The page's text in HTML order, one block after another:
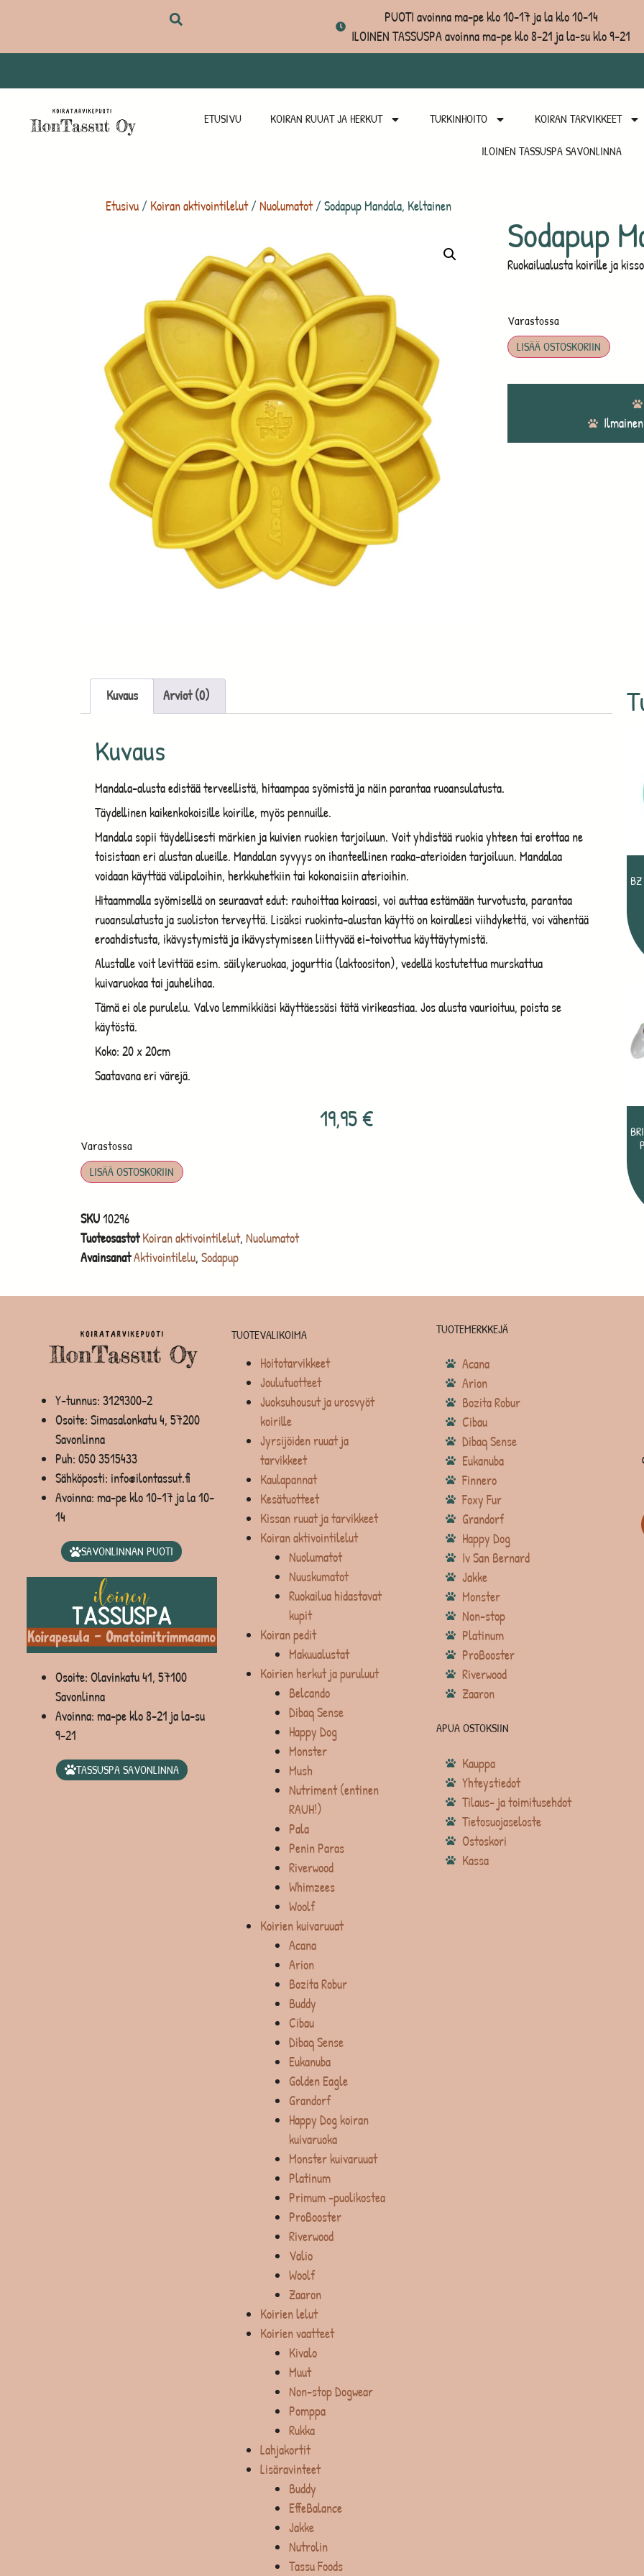
PUOTI avoinna ma-pe klo 10-17 ja la klo 10-14
ILOINEN TASSUSPA avoinna ma-pe klo 8-21 ja la-su klo 9-21
ETUSIVU KOIRAN RUUAT JA HERKUT TURKINHOITO KOIRAN TARVIKKEET
ILOINEN TASSUSPA SAVONLINNA
Etusivu/Koiran aktivointilelut/Nuolumatot/ Sodapup Mandala, Keltainen
Sodapup
Ruokailualusta koirille ja
Varastossa
LISÄÄ OSTOSKORIIN
Kuvaus Arviot (0)
Kuvaus
Mandala-alusta edistää terveellistä, hitaampaa syömistä ja näin parantaa ruoansulatusta.
Täydellinen kaikenkokoisille koirille, myös pennuille.
Mandala sopii täydellisesti märkien ja kuivien ruokien tarjoiluun. Voit yhdistää ruokia yhteen tai erottaa ne
toisistaan eri alustan alueille. Mandalan syvyys on ihanteellinen raaka-aterioiden tarjoiluun. Mandalaa
voidaan käyttää välipaloihin, herkkuhetkiin tai kokonaisiin aterioihin.
Hitaammalla syömisellä on seuraavat edut: rauhoittaa koiraasi, voi auttaa estämään turvotusta, parantaa
ruoansulatusta ja suoliston terveyttä. Lisäksi ruokinta-alustan käyttö on koirallesi viihdykettä, voi vähentää
eroahdistusta, ikävystymistä ja ikävystymiseen liittyvää ei-toivottua käyttäytymistä.
Alustalle voit levittää esim. säilykeruokaa, jogurttia (laktoositon), vedellä kostutettua murskattua
kuivaruokaa tai jauhelihaa.
Tämä ei ole purulelu. Valvo lemmikkiäsi käyttäessäsi tätä virikeastiaa. Jos alusta vaurioituu, poista se
käytöstä.
Koko: 20 x 20cm
Saatavana eri värejä.
19,95€
Varastossa
LISÄÄ OSTOSKORIIN
SKU10296
Tuoteosastot Koiran aktivointilelut, Nuolumatot
AvainsanatAktivointilelu, Sodapup
Y-tunnus: 3129300-2
Osoite: Simasalonkatu 4, 57200
Savonlinna
Puh: 050 3515433
Sähköposti: info@ilontassut.fi
Avoinna: ma-pe klo 10-17 ja la 10-
14
SAVONLINNAN PUOTI
Osoite: Olavinkatu 41, 57100
Savonlinna
Avoinna: ma-pe klo 8-21 ja la-su
9-21
TASSUSPA SAVONLINNA
TUOTEVALIKOIMA
Hoitotarvikkeet
Joulutuotteet
Juoksuhousut ja urosvyöt
koirille
Jyrsijöiden ruuat ja
tarvikkeet
Kaulapannat
Kesätuotteet
Kissan ruuat ja tarvikkeet
Koiran aktivointilelut
Nuolumatot
Nuuskumatot
Ruokailua hidastavat
kupit
Koiran pedit
Makuualustat
Koirien herkut ja puruluut
Belcando
Dibaq Sense
Happy Dog
Monster
Mush
Nutriment (entinen
RAUH!)
Pala
Penin Paras
Riverwood
Whimzees
Woolf
Koirien kuivaruuat
Acana
Arion
Bozita Robur
Buddy
Cibau
Dibaq Sense
Eukanuba
Golden Eagle
Grandorf
Happy Dog koiran
kuivaruoka
Monster kuivaruuat
Platinum
Primum -puolikostea
ProBooster
Riverwood
Valio
Woolf
Zaaron
Koirien lelut
Koirien vaatteet
Kivalo
Muut
Non-stop Dogwear
Pomppa
Rukka
Lahjakortit
Lisäravinteet
Buddy
EffeBalance
Jakke
Nutrolin
Tassu Foods
TUOTEMERKKEJÄ
Acana
Arion
Bozita Robur
Cibau
Dibaq Sense
Eukanuba
Finnero
Foxy Fur
Grandorf
Happy Dog
Iv San Bernard
Jakke
Monster
Non-stop
Platinum
ProBooster
Riverwood
Zaaron
APUA OSTOKSIIN
Kauppa
Yhteystiedot
Tilaus- ja toimitusehdot
Tietosuojaseloste
Ostoskori
Kassa